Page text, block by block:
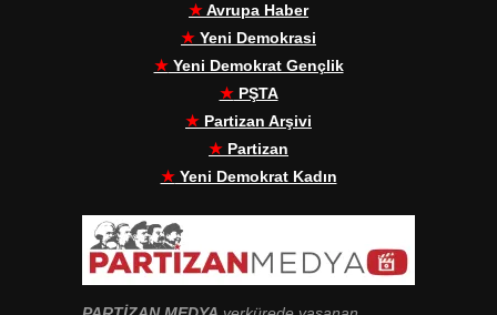
★Avrupa Haber
★ Yeni Demokrasi
★Yeni Demokrat Gençlik
★PŞTA
★ Partizan Arşivi
★ Partizan
★Yeni Demokrat Kadın